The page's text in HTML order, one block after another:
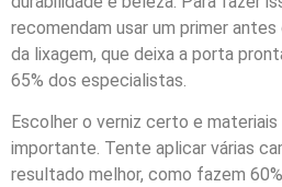
recomendam usar um primer antes
da lixagem, que deixa a porta
65% dos especialistas.
Escolher o verniz certo e
importante. Tente aplicar várias
resultado melhor, como fazem